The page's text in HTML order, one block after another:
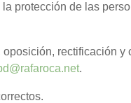
protección de las
rectificación
.